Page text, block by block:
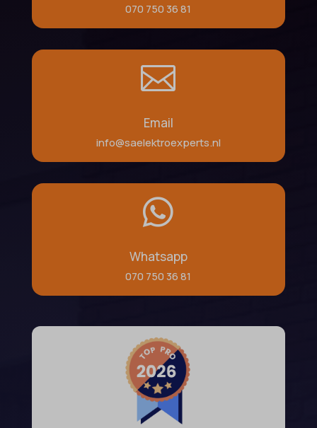
070 750 36 81

Email
info@saelektroexperts.nl

Whatsapp
070 750 36 81